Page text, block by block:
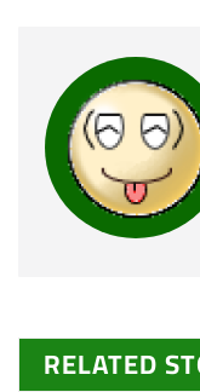
RELATED